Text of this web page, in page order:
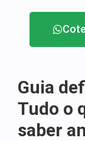
Guia
Tudo o
saber